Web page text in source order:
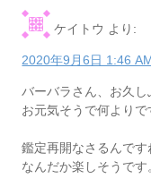
ケイトウ より:
2020年9月6日 1:46
バーバラさん、お久し
お元気そうで何よりで
鑑定再開なさるんです
なんだか楽しそうです